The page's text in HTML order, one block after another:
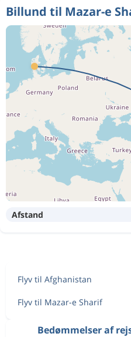
Billund til Mazar-e
Afstand
Flyv til Afghanistan
Flyv til Mazar-e Sharif
Bedømmelser af